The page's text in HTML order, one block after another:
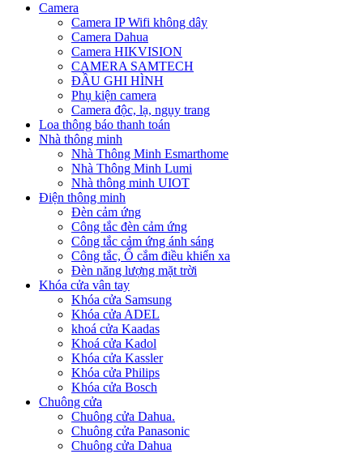
Camera
Camera IP Wifi không dây
Camera Dahua
Camera HIKVISION
CAMERA SAMTECH
ĐẦU GHI HÌNH
Phụ kiện camera
Camera độc, lạ, ngụy trang
Loa thông báo thanh toán
Nhà thông minh
Nhà Thông Minh Esmarthome
Nhà Thông Minh Lumi
Nhà thông minh UIOT
Điện thông minh
Đèn cảm ứng
Công tắc đèn cảm ứng
Công tắc cảm ứng ánh sáng
Công tắc, Ổ cắm điều khiển xa
Đèn năng lượng mặt trời
Khóa cửa vân tay
Khóa cửa Samsung
Khóa cửa ADEL
khoá cửa Kaadas
Khoá cửa Kadol
Khóa cửa Kassler
Khóa cửa Philips
Khóa cửa Bosch
Chuông cửa
Chuông cửa Dahua.
Chuông cửa Panasonic
Chuông cửa Dahua